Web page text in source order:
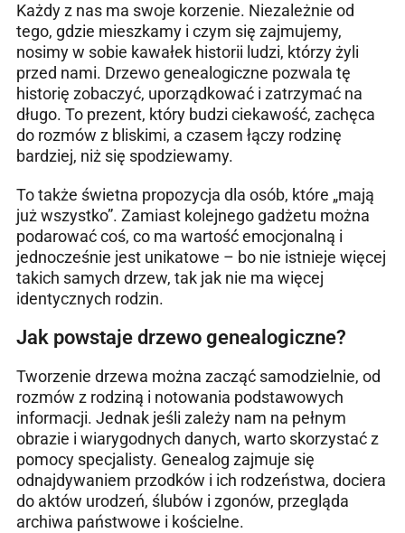
Każdy z nas ma swoje korzenie. Niezależnie od
tego, gdzie mieszkamy i czym się zajmujemy,
nosimy w sobie kawałek historii ludzi, którzy żyli
przed nami. Drzewo genealogiczne pozwala tę
historię zobaczyć, uporządkować i zatrzymać na
długo. To prezent, który budzi ciekawość, zachęca
do rozmów z bliskimi, a czasem łączy rodzinę
bardziej, niż się spodziewamy.
To także świetna propozycja dla osób, które „mają
już wszystko”. Zamiast kolejnego gadżetu można
podarować coś, co ma wartość emocjonalną i
jednocześnie jest unikatowe – bo nie istnieje więcej
takich samych drzew, tak jak nie ma więcej
identycznych rodzin.
Jak powstaje drzewo genealogiczne?
Tworzenie drzewa można zacząć samodzielnie, od
rozmów z rodziną i notowania podstawowych
informacji. Jednak jeśli zależy nam na pełnym
obrazie i wiarygodnych danych, warto skorzystać z
pomocy specjalisty. Genealog zajmuje się
odnajdywaniem przodków i ich rodzeństwa, dociera
do aktów urodzeń, ślubów i zgonów, przegląda
archiwa państwowe i kościelne.